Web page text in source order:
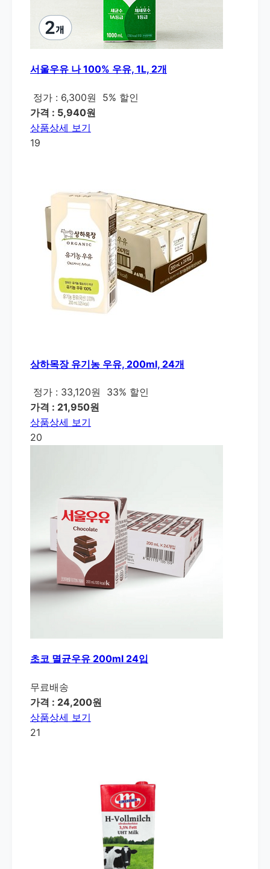
서울우유 나 100% 우유, 1L, 2개
정가 : 6,300원
5% 할인
가격 : 5,940원
상품상세 보기
19
상하목장 유기농 우유, 200ml, 24개
정가 : 33,120원
33% 할인
가격 : 21,950원
상품상세 보기
20
초코 멸균우유 200ml 24입
무료배송
가격 : 24,200원
상품상세 보기
21